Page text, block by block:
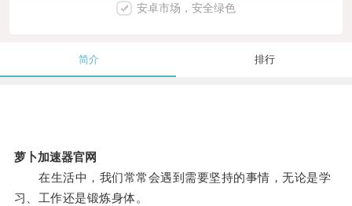
安卓市场，安全绿色
简介 排行
萝卜加速器官网
在生活中，我们常常会遇到需要坚持的事情，无论是学
习、工作还是锻炼身体。